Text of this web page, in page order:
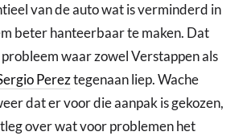
van de auto wat is verminderd in
beter hanteerbaar te maken. Dat
waar zowel Verstappen als
Pereztegenaan liep. Wache
dat er voor die aanpak is gekozen,
over wat voor problemen het